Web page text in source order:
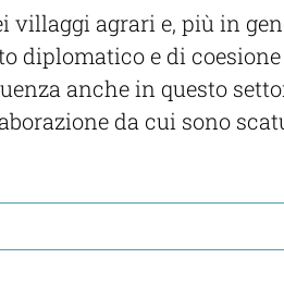
agrari e, più in
diplomatico e di coesione
anche in questo
da cui sono